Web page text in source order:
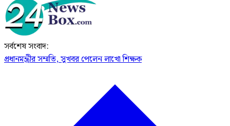
সর্বশেষ সংবাদ:
প্রধানমন্ত্রীর সম্মতি, সুখবর পেলেন লাখো শিক্ষক